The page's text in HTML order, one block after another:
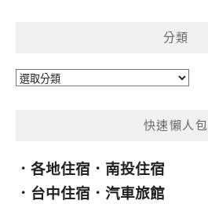
分類
分
快速懶人包
． 各地住宿 ． 南投住宿
． 台中住宿 ． 汽車旅館